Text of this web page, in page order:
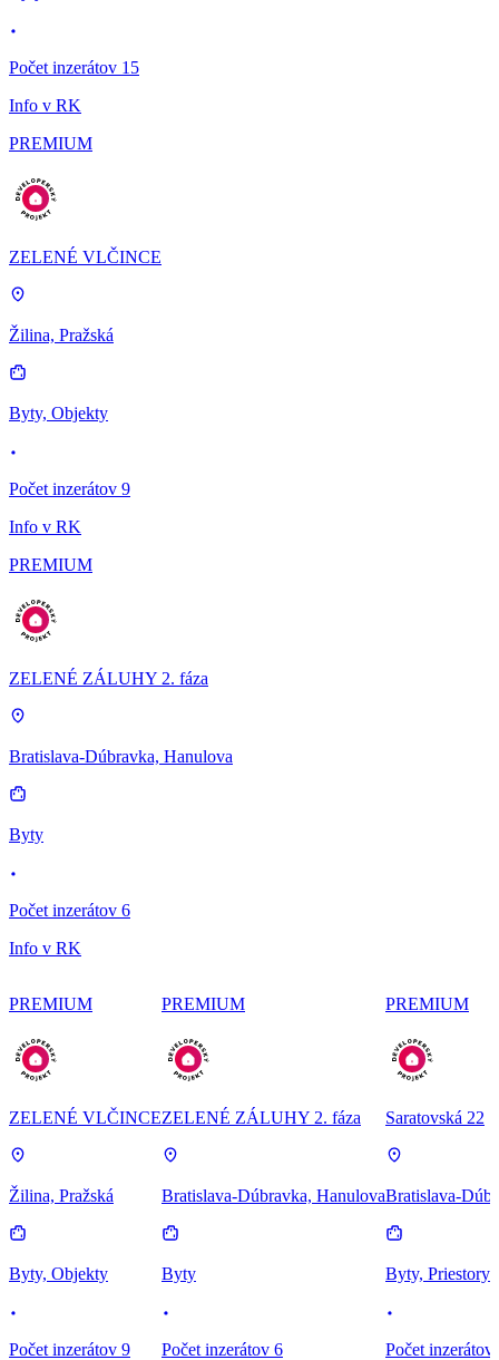
Počet inzerátov 15
Info v RK
PREMIUM
ZELENÉ VLČINCE
Žilina, Pražská
Byty, Objekty
Počet inzerátov 9
Info v RK
PREMIUM
ZELENÉ ZÁLUHY 2. fáza
Bratislava-Dúbravka, Hanulova
Byty
Počet inzerátov 6
Info v RK
PREMIUM
ZELENÉ VLČINCE
Žilina, Pražská
Byty, Objekty
Počet inzerátov 9
PREMIUM
ZELENÉ ZÁLUHY 2. fáza
Bratislava-Dúbravka, Hanulova
Byty
Počet inzerátov 6
PREMIUM
Saratovská 22
Bratislava-
Byty, Priestory
Počet inzerátov